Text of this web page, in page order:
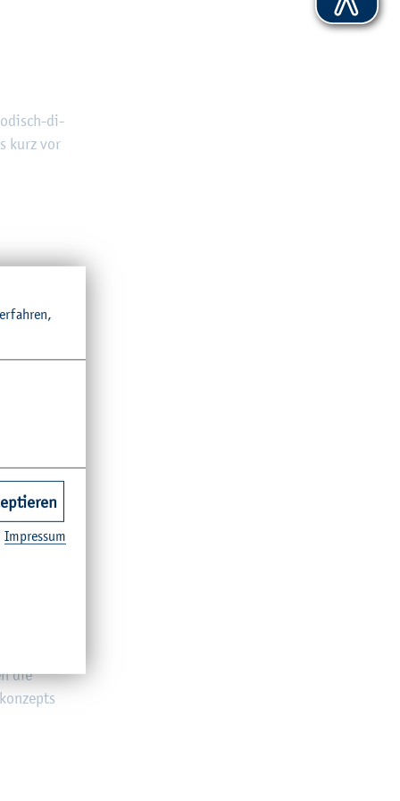
di­
kurz vor
Be­ra­
mit
ge­gen­
die
Im­pres­sum